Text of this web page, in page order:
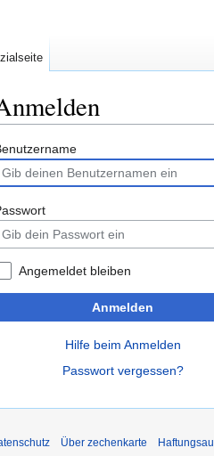
Navigation
Suche
Angemeldet bleiben
Anmelden
Hilfe beim Anmelden
Passwort vergessen?
Über zechenkarte